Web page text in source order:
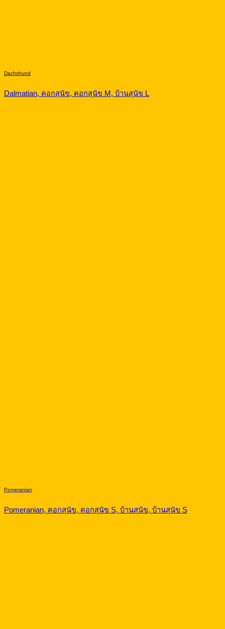
Dachshund
Dalmatian, คอกสุนัข, คอกสุนัข M, บ้านสุนัข L
Pomeranian
Pomeranian, คอกสุนัข, คอกสุนัข S, บ้านสุนัข, บ้านสุนัข S